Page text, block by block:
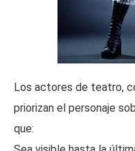
Los actores de teatro,
priorizan el personaje
que: